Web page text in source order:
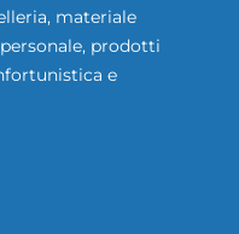
materiale
prodotti
e